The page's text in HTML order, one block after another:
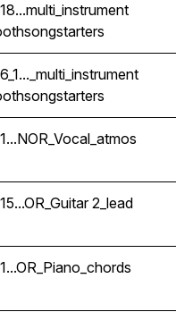
songstarters
songstarters
2_lead